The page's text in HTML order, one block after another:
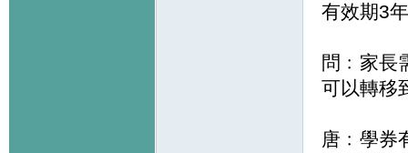
有效期3年
問﹕家長
可以轉移
唐﹕學券